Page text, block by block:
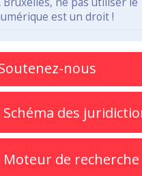
est un droit !
nous
Schéma des
Moteur de recherche